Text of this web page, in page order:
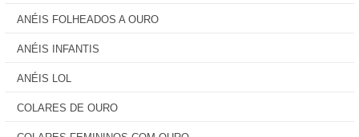
ANÉIS FOLHEADOS A OURO
ANÉIS INFANTIS
ANÉIS LOL
COLARES DE OURO